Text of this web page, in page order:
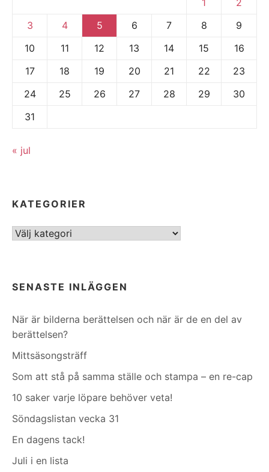
1
2
3
4 5 6 7 8
9
10
11 12 13 14 15
16
17
18 19 20 21 22
23
24
25 26 27 28 29
30
31
« jul
KATEGORIER
Kategorier
SENASTE INLÄGGEN
När är bilderna berättelsen och när är de en del av
berättelsen?
Mittsäsongsträff
Som att stå på samma ställe och stampa – en re-cap
10 saker varje löpare behöver veta!
Söndagslistan vecka 31
En dagens tack!
Juli i en lista